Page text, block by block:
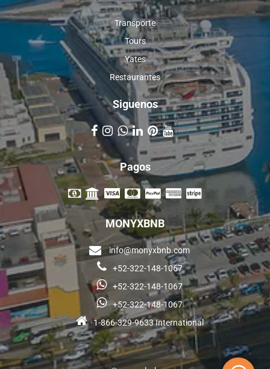
Transporte
Tours
Yates
Restaurantes
Siguenos
Pagos
MONYXBNB
info@monyxbnb.com
+52-322-148-1067
+52-322-148-1067
+52-322-148-1067
1-866-329-9633 International